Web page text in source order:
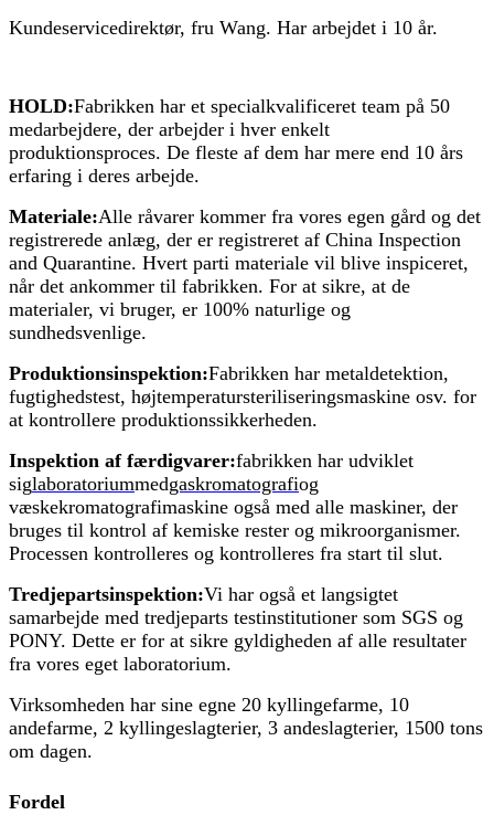
Kundeservicedirektør, fru Wang. Har arbejdet i 10 år.
HOLD:Fabrikken har et specialkvalificeret team på 50
medarbejdere, der arbejder i hver enkelt
produktionsproces. De fleste af dem har mere end 10 års
erfaring i deres arbejde.
Materiale:Alle råvarer kommer fra vores egen gård og det
registrerede anlæg, der er registreret af China Inspection
and Quarantine. Hvert parti materiale vil blive inspiceret,
når det ankommer til fabrikken. For at sikre, at de
materialer, vi bruger, er 100% naturlige og
sundhedsvenlige.
Produktionsinspektion:Fabrikken har metaldetektion,
fugtighedstest, højtemperatursteriliseringsmaskine osv. for
at kontrollere produktionssikkerheden.
Inspektion af færdigvarer:fabrikken har udviklet
siglaboratoriummedgaskromatografiog
væskekromatografimaskine også med alle maskiner, der
bruges til kontrol af kemiske rester og mikroorganismer.
Processen kontrolleres og kontrolleres fra start til slut.
Tredjepartsinspektion:Vi har også et langsigtet
samarbejde med tredjeparts testinstitutioner som SGS og
PONY. Dette er for at sikre gyldigheden af ​​alle resultater
fra vores eget laboratorium.
Virksomheden har sine egne 20 kyllingefarme, 10
andefarme, 2 kyllingeslagterier, 3 andeslagterier, 1500 tons
om dagen.
Fordel